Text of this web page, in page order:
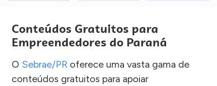
Conteúdos Gratuitos para
Empreendedores do Paraná
O Sebrae/PR oferece uma vasta gama de
conteúdos gratuitos para apoiar